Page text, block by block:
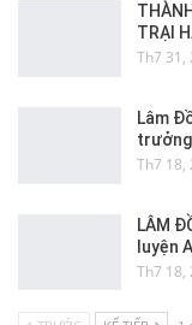
TRẠI
Th7 31,
Lâm
trưởng
Th7 18,
LÂM
luyện
Th7 18,